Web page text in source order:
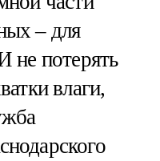
– для
не потерять
влаги,